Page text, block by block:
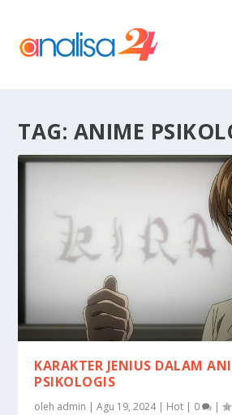
TAG: ANIME
KARAKTER JENIUS DALAM
PSIKOLOGIS
oleh admin |Agu 19, 2024| Hot | 0 |